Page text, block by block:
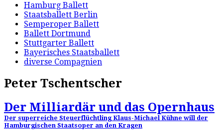
Hamburg Ballett
Staatsballett Berlin
Semperoper Ballett
Ballett Dortmund
Stuttgarter Ballett
Bayerisches Staatsballett
diverse Compagnien
Peter Tschentscher
Der Milliardär und das Opernhaus
Der superreiche Steuerflüchtling Klaus-Michael Kühne will der
Hamburgischen Staatsoper an den Kragen